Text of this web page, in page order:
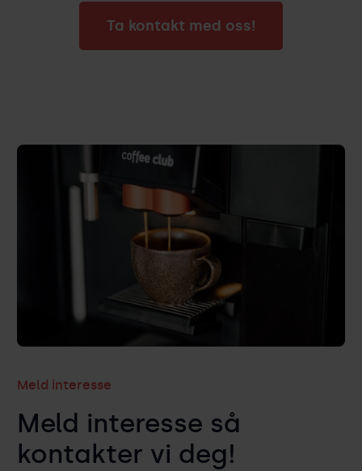
Ta kontakt med oss!
Meld interesse
Meld interesse så
kontakter vi deg!